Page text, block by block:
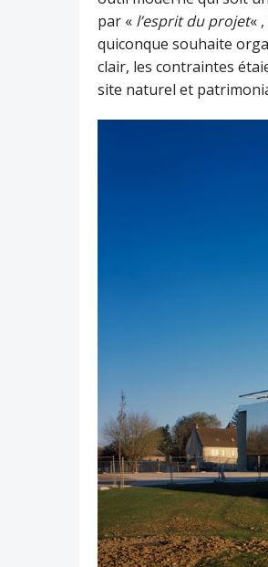
par « l’esprit du projet«
quiconque souhaite
clair, les contraintes
site naturel et